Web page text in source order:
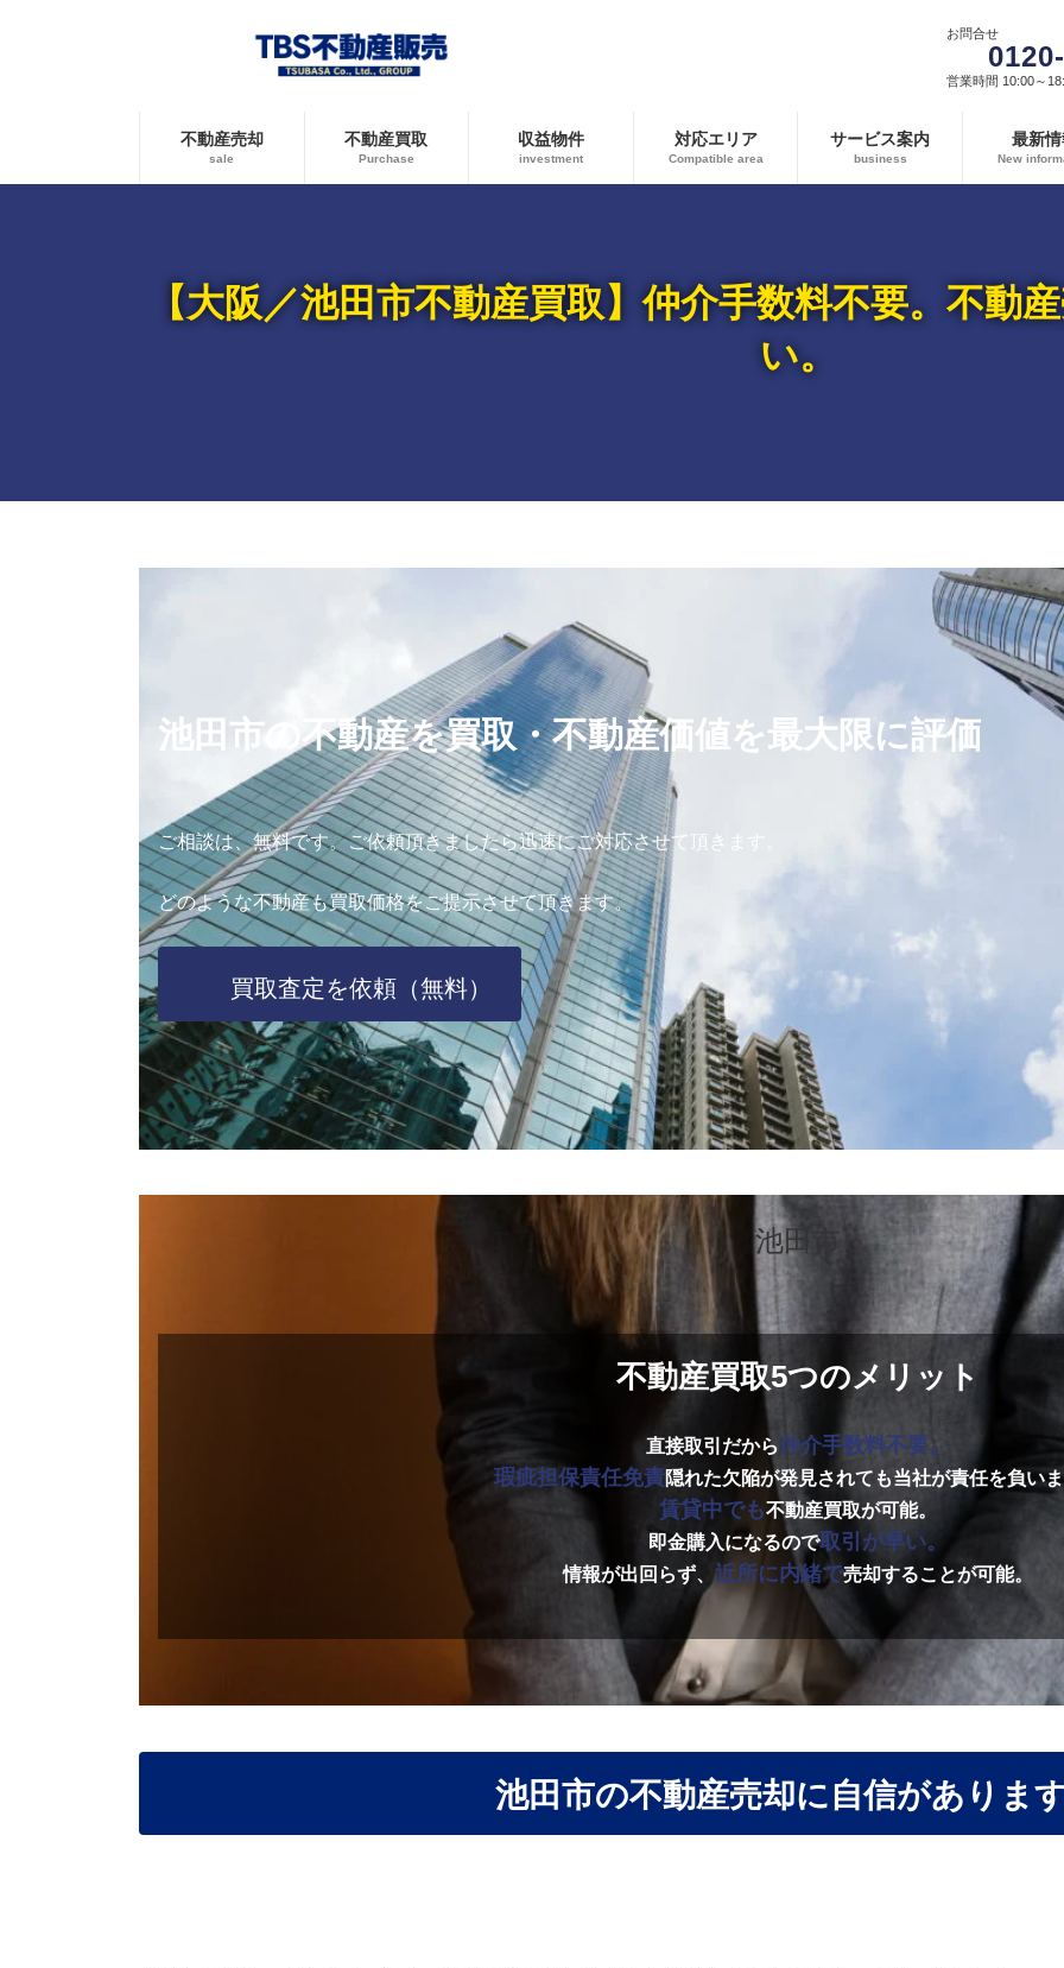
キ
に
お問合せ
営業時間 10:00～
不動産売却
sale
不動産買取
Purchase
収益物件
investment
対応エリア
Compatible area
サービス案内
business
最新
New
【大阪／池田市不動産買取】仲介手数料不要。不動
い。
池田市の不動産を買取・不動産価値を最大限に評価
ご相談は、無料です。ご依頼頂きましたら迅速にご対応させて頂きます。
どのような不動産も買取価格をご提示させて頂きます。
買取査定を依頼（無料）
池田市
不動産買取5つのメリット
直接取引だから仲介手数料不要。
瑕疵担保責任免責隠れた欠陥が発見されても当社が責任を負い
賃貸中でも不動産買取が可能。
即金購入になるので取引が早い。
情報が出回らず、近所に内緒で売却することが可能。
池田市の不動産売却に自信がありま